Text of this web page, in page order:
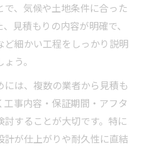
、気候や土地条件に合った
見積もりの内容が明確で、
細かい工程をしっかり説明
う。
は、複数の業者から見積も
事内容・保証期間・アフタ
することが大切です。特に
が仕上がりや耐久性に直結